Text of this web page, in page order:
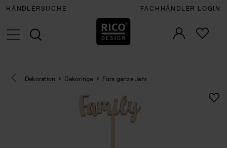
HÄNDLERSUCHE FACHHÄNDLER LOGIN
Eine Kategorie zurück navigieren
Dekoration Dekoringe Fürs ganze Jahr